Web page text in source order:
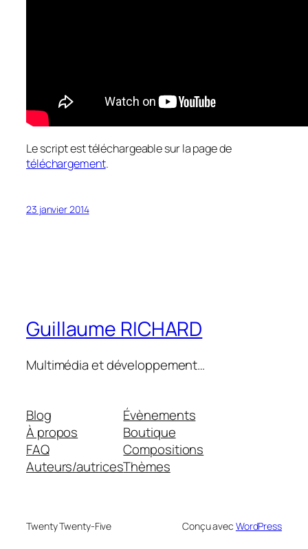
Le script est téléchargeable sur la page de
téléchargement.
23 janvier 2014
Guillaume RICHARD
Multimédia et développement…
Blog
À propos
FAQ
Auteurs/autrices
Évènements
Boutique
Compositions
Thèmes
Twenty Twenty-Five Conçu avec WordPress